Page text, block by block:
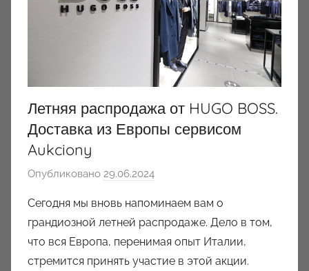
Летняя распродажа от HUGO BOSS.
Доставка из Европы сервисом
Aukciony
Опубликовано 29.06.2024
т
о
р
о
Сегодня мы вновь напоминаем вам о
грандиозной летней распродаже. Дело в том,
что вся Европа, перенимая опыт Италии,
стремится принять участие в этой акции.